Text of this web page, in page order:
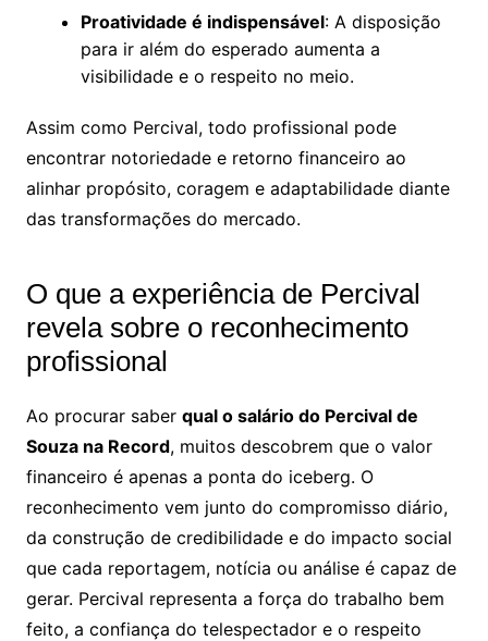
Proatividade é indispensável: A disposição
para ir além do esperado aumenta a
visibilidade e o respeito no meio.
Assim como Percival, todo profissional pode
encontrar notoriedade e retorno financeiro ao
alinhar propósito, coragem e adaptabilidade diante
das transformações do mercado.
O que a experiência de Percival
revela sobre o reconhecimento
profissional
Ao procurar saber qual o salário do Percival de
Souza na Record, muitos descobrem que o valor
financeiro é apenas a ponta do iceberg. O
reconhecimento vem junto do compromisso diário,
da construção de credibilidade e do impacto social
que cada reportagem, notícia ou análise é capaz de
gerar. Percival representa a força do trabalho bem
feito, a confiança do telespectador e o respeito